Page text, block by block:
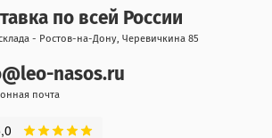
по всей России
- Ростов-на-Дону, Черевичкина 85
nasos.ru
почта